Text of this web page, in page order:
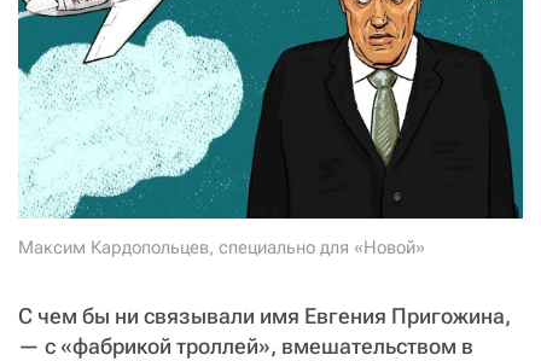
Максим Кардопольцев, специально для «Новой»
С чем бы ни связывали имя Евгения Пригожина,
— с «фабрикой троллей», вмешательством в
звоните:
+7 (929) 612-03-68